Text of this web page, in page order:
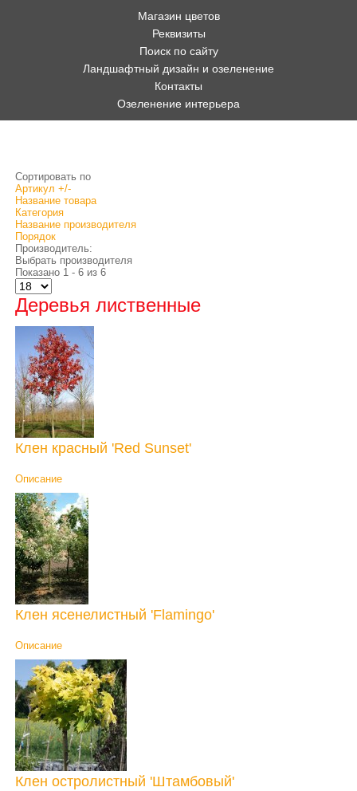
Магазин цветов
Реквизиты
Поиск по сайту
Ландшафтный дизайн и озеленение
Контакты
Озеленение интерьера
Сортировать по
Артикул +/-
Название товара
Категория
Название производителя
Порядок
Производитель:
Выбрать производителя
Показано 1 - 6 из 6
Деревья лиственные
Клен красный 'Red Sunset'
Описание
Клен ясенелистный 'Flamingo'
Описание
Клен остролистный 'Штамбовый'